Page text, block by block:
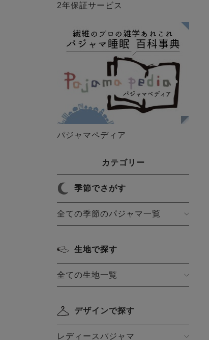
2年保証サービス
パジャマペディア
カテゴリー
季節でさがす
全ての季節のパジャマ一覧
生地で探す
全ての生地一覧
デザインで探す
レディースパジャマ